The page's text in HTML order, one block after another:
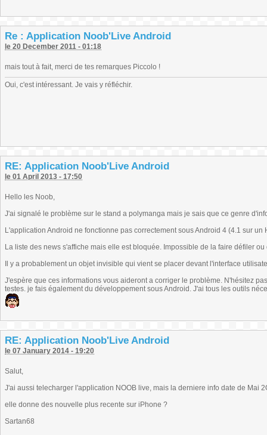
Re : Application Noob'Live Android
le 20 December 2011 - 01:18
mais tout à fait, merci de tes remarques Piccolo !
Oui, c'est intéressant. Je vais y réfléchir.
RE: Application Noob'Live Android
le 01 April 2013 - 17:50
Hello les Noob,
J'ai signalé le problème sur le stand a polymanga mais je sais que ce genre
L'application Android ne fonctionne pas correctement sous Android 4 (4.1 sur un
La liste des news s'affiche mais elle est bloquée. Impossible de la faire défiler
Il y a probablement un objet invisible qui vient se placer devant l'interface
J'espère que ces informations vous aideront a corriger le problème. N'hésitez
testes. je fais également du développement sous Android. J'ai tous les outils
RE: Application Noob'Live Android
le 07 January 2014 - 19:20
Salut,
J'ai aussi telecharger l'application NOOB live, mais la derniere info date de Mai
elle donne des nouvelle plus recente sur iPhone ?
Sartan68